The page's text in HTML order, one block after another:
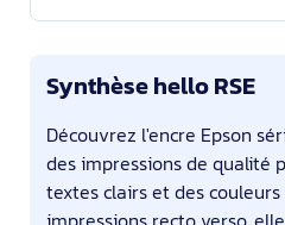
Synthèse hello RSE
Découvrez l'encre Epson
des impressions de qualité
textes clairs et des